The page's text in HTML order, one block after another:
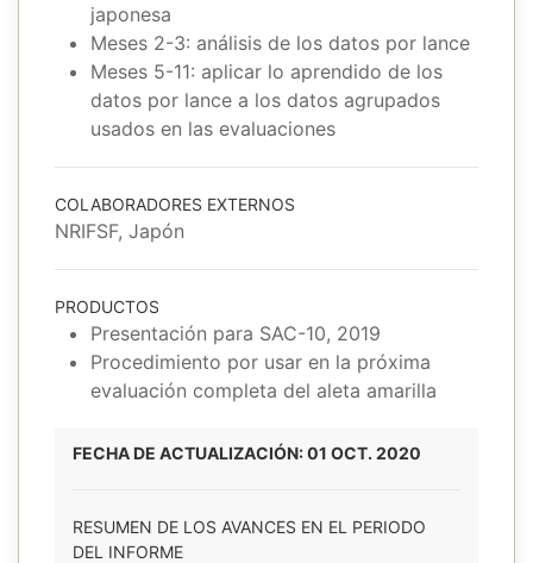
japonesa
Meses 2-3: análisis de los datos por lance
Meses 5-11: aplicar lo aprendido de los
datos por lance a los datos agrupados
usados en las evaluaciones
COLABORADORES EXTERNOS
NRIFSF, Japón
PRODUCTOS
Presentación para SAC-10, 2019
Procedimiento por usar en la próxima
evaluación completa del aleta amarilla
FECHA DE ACTUALIZACIÓN: 01 OCT. 2020
RESUMEN DE LOS AVANCES EN EL PERIODO
DEL INFORME